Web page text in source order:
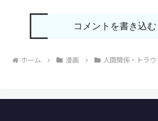
コメントを書き込む
ホーム 漫画 人間関係・トラ